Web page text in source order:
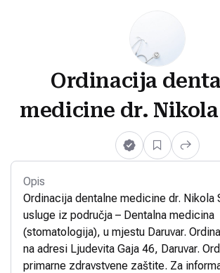
Ordinacija
medicine dr.
Opis
Ordinacija dentalne medicine dr. Nikola
usluge iz područja – Dentalna medicina
(stomatologija), u mjestu Daruvar.
na adresi Ljudevita Gaja 46, Daruvar.
primarne zdravstvene zaštite. Za